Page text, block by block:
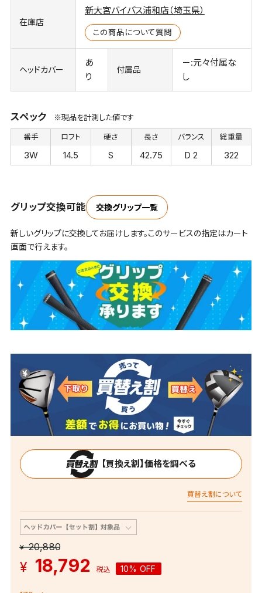
在庫店
新大宮バイパス浦和店（埼玉県）
この商品について質問
ヘッドカバー
あ
り
付属品
－:元々付属な
し
スペック ※現品を計測した値です
番手
3W
ロフト
14.5
硬さ
S
長さ
42.75
バランス
D 2
総重量
322
グリップ交換可能 交換グリップ一覧
新しいグリップに交換してお届けします。このサービスの指定はカート
画面で行えます。
【買換え割】価格を調べる
買替え割について
¥20,880
¥ 18,792 税込 10% OFF